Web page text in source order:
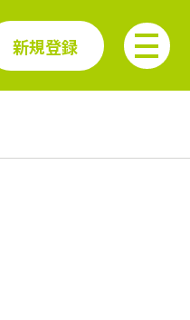
新規登録